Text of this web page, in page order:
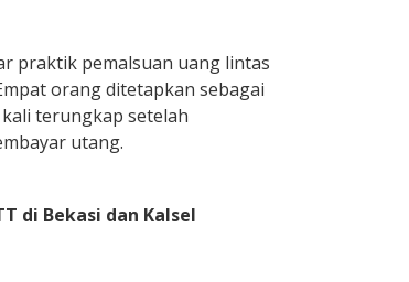
praktik pemalsuan uang lintas
orang ditetapkan sebagai
terungkap setelah
utang.
di Bekasi dan Kalsel